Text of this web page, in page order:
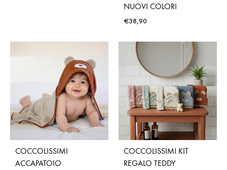
NUOVI COLORI
€38,90
COCCOLISSIMI
ACCAPATOIO
COCCOLISSIMI KIT
REGALO TEDDY